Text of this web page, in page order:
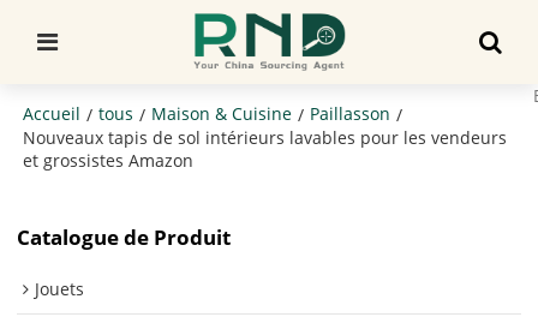
Accueil / tous / Maison & Cuisine / Paillasson /
Nouveaux tapis de sol intérieurs lavables pour les vendeurs
et grossistes Amazon
Catalogue de Produit
Jouets